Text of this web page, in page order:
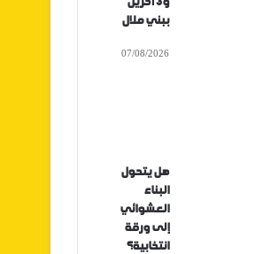
ببني ملال
07/08/2026
هل يتحول
البناء
العشوائي
إلى ورقة
انتخابية؟